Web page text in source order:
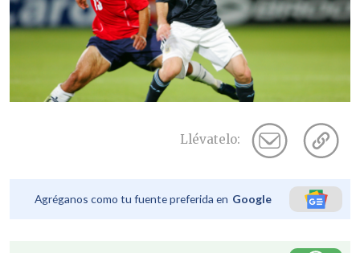
Llévatelo:
Agréganos como tu fuente preferida en Google